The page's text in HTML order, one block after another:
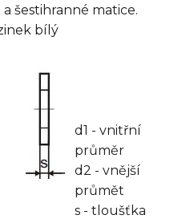
šestihranné matice.
bílý
d1 - vnitřní
průměr
d2 - vnější
průmět
s - tloušťka